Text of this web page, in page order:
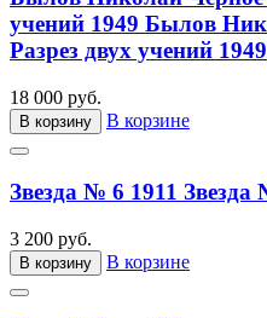
учений 1949 Былов
Разрез двух учений 1949
18 000 руб.
В корзину В корзине
Звезда № 6 1911 Звезда
3 200 руб.
В корзину В корзине